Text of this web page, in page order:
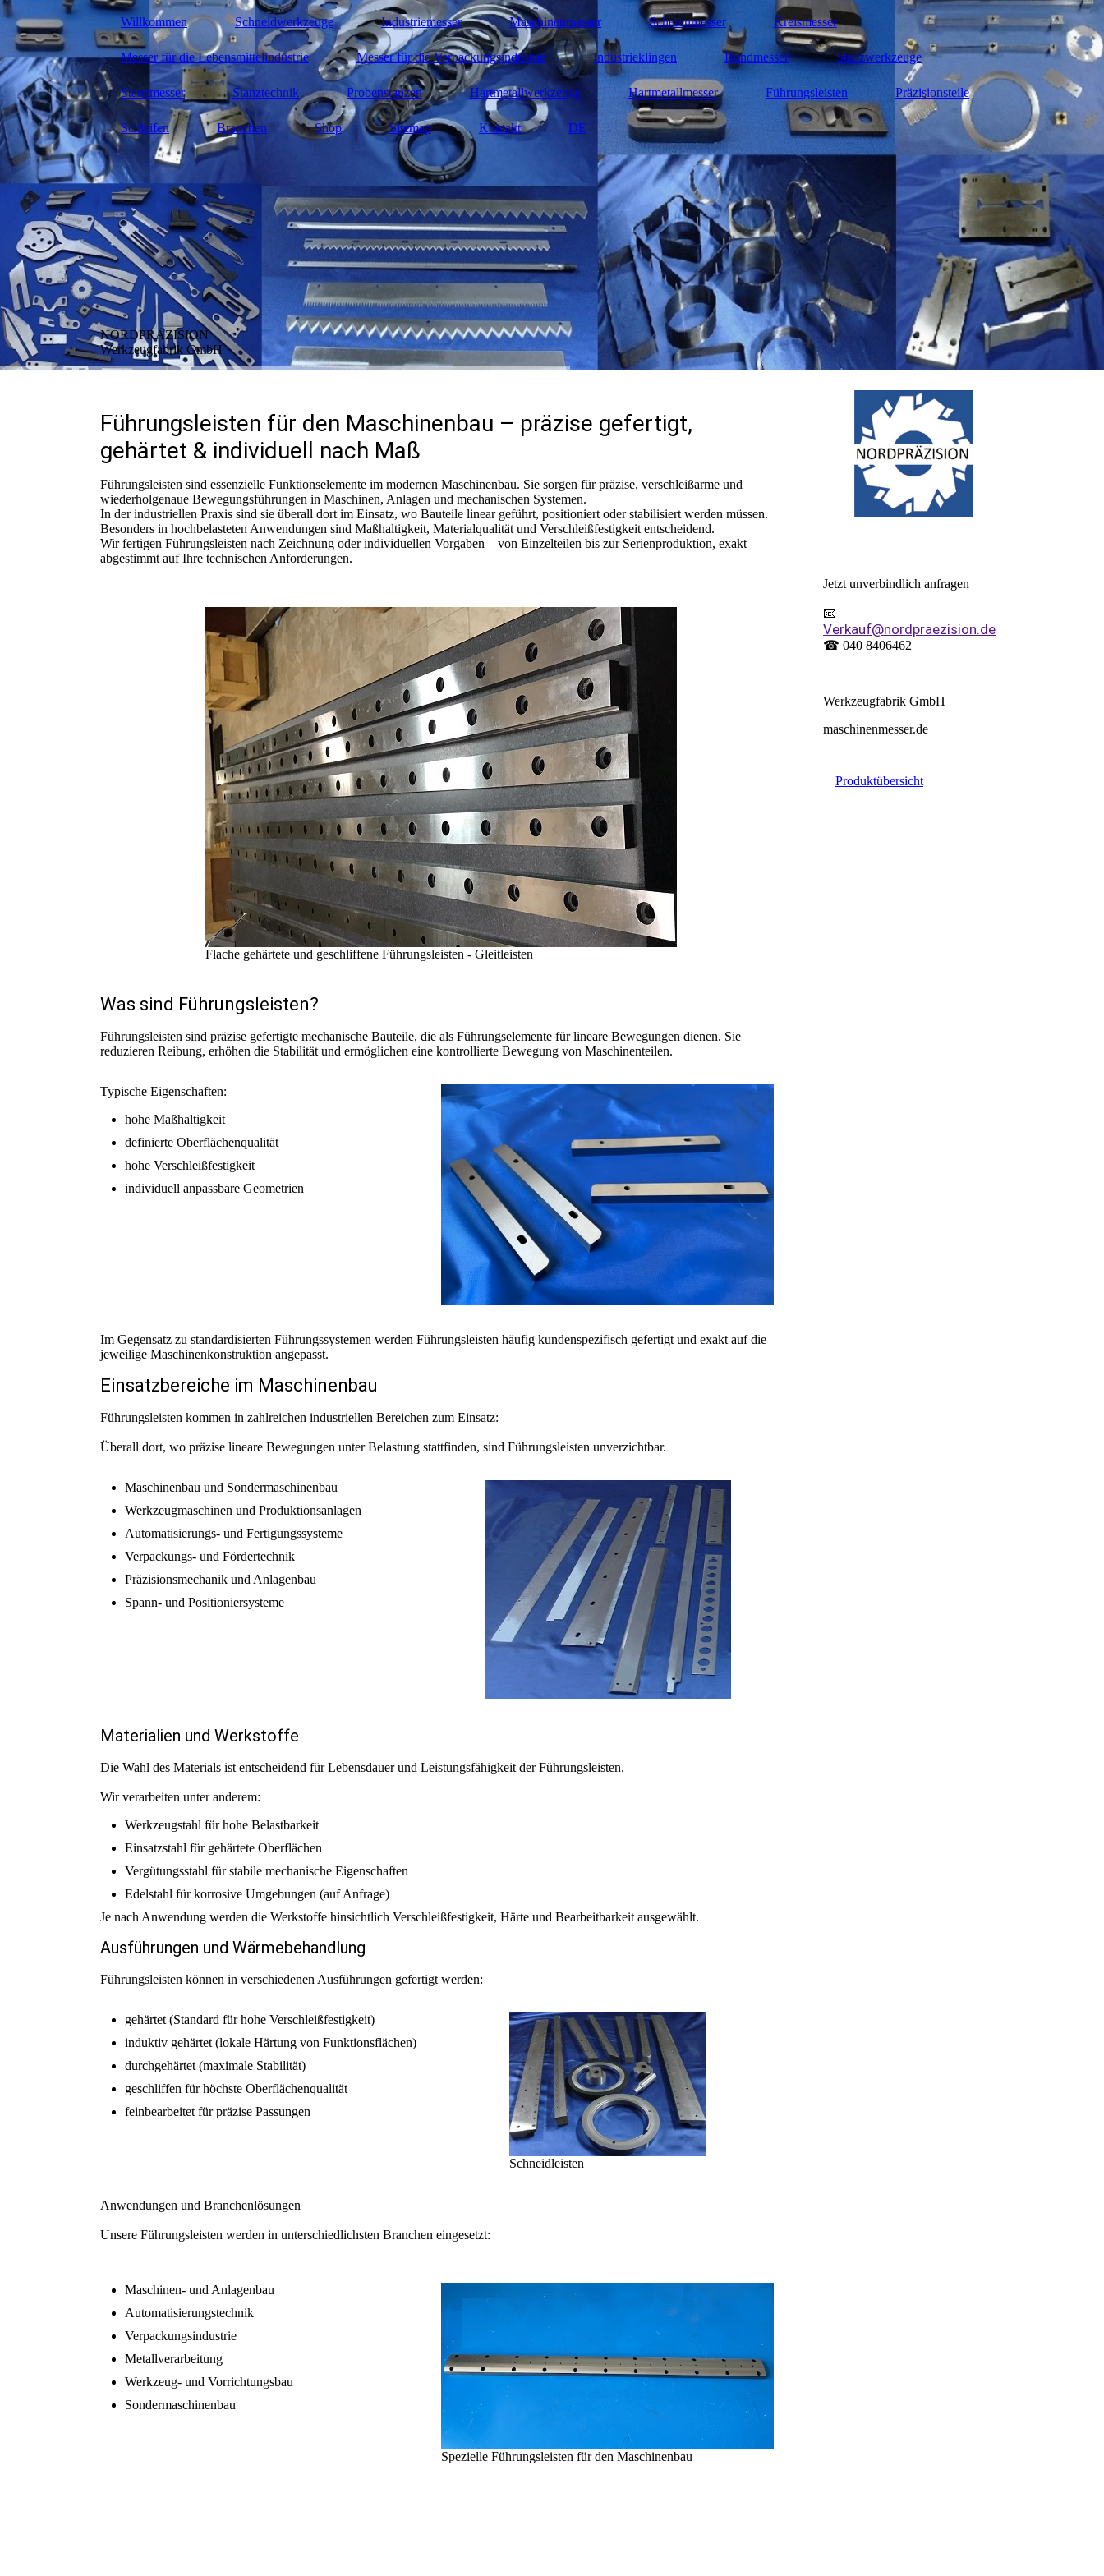
Willkommen Schneidwerkzeuge Industriemesser Maschinenmesser Scherenmesser Kreismesser
Messer für die Lebensmittelindustrie Messer für die Verpackungsindustrie Industrieklingen Rundmesser Stanzwerkzeuge
Stanzmesser Stanztechnik Probenstanzen Hartmetallwerkzeuge Hartmetallmesser Führungsleisten Präzisionsteile
Schleifen Branchen Shop Sitemap Kontakt DE
NORDPRÄZISION
Werkzeugfabrik GmbH
Führungsleisten für den Maschinenbau – präzise gefertigt,
gehärtet & individuell nach Maß
Führungsleisten sind essenzielle Funktionselemente im modernen Maschinenbau. Sie sorgen für präzise, verschleißarme und
wiederholgenaue Bewegungsführungen in Maschinen, Anlagen und mechanischen Systemen.
In der industriellen Praxis sind sie überall dort im Einsatz, wo Bauteile linear geführt, positioniert oder stabilisiert werden müssen.
Besonders in hochbelasteten Anwendungen sind Maßhaltigkeit, Materialqualität und Verschleißfestigkeit entscheidend.
Wir fertigen Führungsleisten nach Zeichnung oder individuellen Vorgaben – von Einzelteilen bis zur Serienproduktion, exakt
abgestimmt auf Ihre technischen Anforderungen.
Flache gehärtete und geschliffene Führungsleisten - Gleitleisten
Was sind Führungsleisten?
Führungsleisten sind präzise gefertigte mechanische Bauteile, die als Führungselemente für lineare Bewegungen dienen. Sie
reduzieren Reibung, erhöhen die Stabilität und ermöglichen eine kontrollierte Bewegung von Maschinenteilen.
Typische Eigenschaften:
hohe Maßhaltigkeit
definierte Oberflächenqualität
hohe Verschleißfestigkeit
individuell anpassbare Geometrien
Im Gegensatz zu standardisierten Führungssystemen werden Führungsleisten häufig kundenspezifisch gefertigt und exakt auf die
jeweilige Maschinenkonstruktion angepasst.
Einsatzbereiche im Maschinenbau
Führungsleisten kommen in zahlreichen industriellen Bereichen zum Einsatz:
Überall dort, wo präzise lineare Bewegungen unter Belastung stattfinden, sind Führungsleisten unverzichtbar.
Maschinenbau und Sondermaschinenbau
Werkzeugmaschinen und Produktionsanlagen
Automatisierungs- und Fertigungssysteme
Verpackungs- und Fördertechnik
Präzisionsmechanik und Anlagenbau
Spann- und Positioniersysteme
Materialien und Werkstoffe
Die Wahl des Materials ist entscheidend für Lebensdauer und Leistungsfähigkeit der Führungsleisten.
Wir verarbeiten unter anderem:
Werkzeugstahl für hohe Belastbarkeit
Einsatzstahl für gehärtete Oberflächen
Vergütungsstahl für stabile mechanische Eigenschaften
Edelstahl für korrosive Umgebungen (auf Anfrage)
Je nach Anwendung werden die Werkstoffe hinsichtlich Verschleißfestigkeit, Härte und Bearbeitbarkeit ausgewählt.
Ausführungen und Wärmebehandlung
Führungsleisten können in verschiedenen Ausführungen gefertigt werden:
gehärtet (Standard für hohe Verschleißfestigkeit)
induktiv gehärtet (lokale Härtung von Funktionsflächen)
durchgehärtet (maximale Stabilität)
geschliffen für höchste Oberflächenqualität
feinbearbeitet für präzise Passungen
Schneidleisten
Anwendungen und Branchenlösungen
Unsere Führungsleisten werden in unterschiedlichsten Branchen eingesetzt:
Maschinen- und Anlagenbau
Automatisierungstechnik
Verpackungsindustrie
Metallverarbeitung
Werkzeug- und Vorrichtungsbau
Sondermaschinenbau
Spezielle Führungsleisten für den Maschinenbau
Jetzt unverbindlich anfragen
📧
Verkauf@nordpraezision.de
☎ 040 8406462
Werkzeugfabrik GmbH
maschinenmesser.de
Produktübersicht